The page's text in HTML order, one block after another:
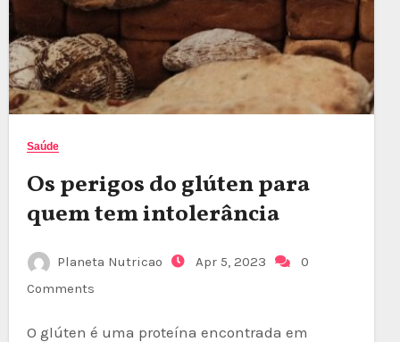
Saúde
Os perigos do glúten para
quem tem intolerância
Planeta Nutricao Apr 5, 2023
0
Comments
O glúten é uma proteína encontrada em